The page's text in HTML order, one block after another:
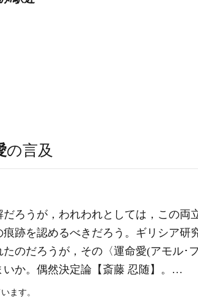
の言及
ろうが，われわれとしては，この両
跡を認めるべきだろう。ギリシア研
のだろうが，その〈運命愛(アモル･
か。 偶然決定論 【斎藤 忍随】。…
ます。